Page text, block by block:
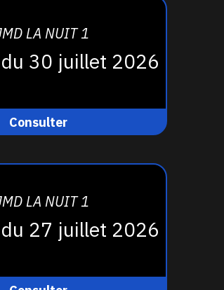
LA NUIT 1
30 juillet 2026
Consulter
LA NUIT 1
27 juillet 2026